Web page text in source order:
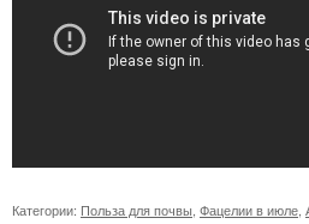
Категории: Польза для почвы, Фацелии в июле,